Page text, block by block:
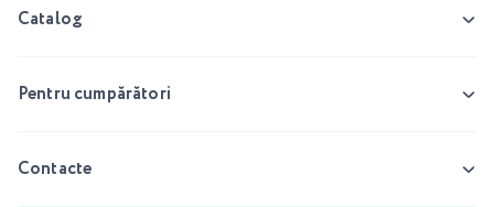
Catalog
Pentru cumpărători
Contacte